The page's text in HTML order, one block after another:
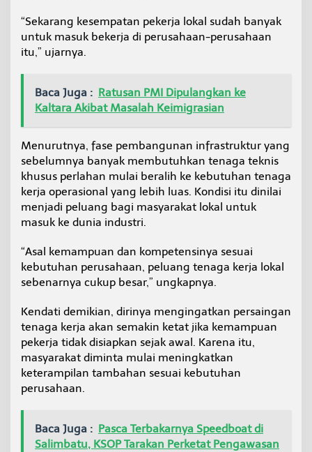
n
t
u
n
a
K
e
j
a
L
o
l
“Sekarang kesempatan pekerja lokal sudah banyak
untuk masuk bekerja di perusahaan-perusahaan
itu,” ujarnya.
Baca Juga : Ratusan PMI Dipulangkan ke
Kaltara Akibat Masalah Keimigrasian
Menurutnya, fase pembangunan infrastruktur yang
sebelumnya banyak membutuhkan tenaga teknis
khusus perlahan mulai beralih ke kebutuhan tenaga
kerja operasional yang lebih luas. Kondisi itu dinilai
menjadi peluang bagi masyarakat lokal untuk
masuk ke dunia industri.
“Asal kemampuan dan kompetensinya sesuai
kebutuhan perusahaan, peluang tenaga kerja lokal
sebenarnya cukup besar,” ungkapnya.
Kendati demikian, dirinya mengingatkan persaingan
tenaga kerja akan semakin ketat jika kemampuan
pekerja tidak disiapkan sejak awal. Karena itu,
masyarakat diminta mulai meningkatkan
keterampilan tambahan sesuai kebutuhan
perusahaan.
Baca Juga : Pasca Terbakarnya Speedboat di
Salimbatu, KSOP Tarakan Perketat Pengawasan